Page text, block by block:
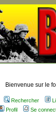
Bienvenue sur le
Rechercher
Profil
Se